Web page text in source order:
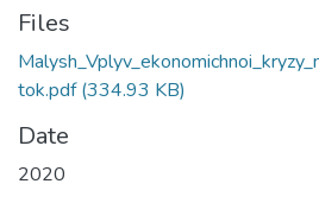
Files
tok.pdf(334.93 KB)
Date
2020